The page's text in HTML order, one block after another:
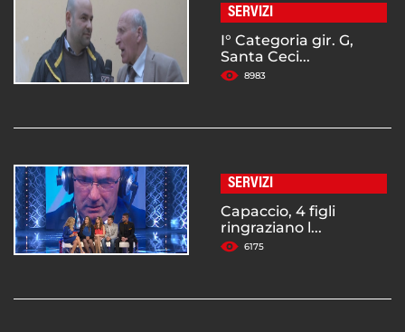
SERVIZI
I° Categoria gir. G,
Santa Ceci...
8983
SERVIZI
Capaccio, 4 figli
ringraziano l...
6175